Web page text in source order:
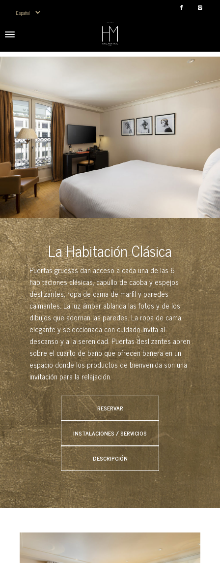
Elegir un idioma
La Habitación Clásica
Puertas gruesas dan acceso a cada una de las 6
habitaciones clásicas, capullo de caoba y espejos
deslizantes, ropa de cama de marfil y paredes
calmantes. La luz ámbar ablanda las fotos y de los
dibujos que adornan las paredes. La ropa de cama,
elegante y seleccionada con cuidado invita al
descanso y a la serenidad. Puertas deslizantes abren
sobre el cuarto de baño que ofrecen bañera en un
espacio donde los productos de bienvenida son una
invitación para la relajación.
RESERVAR
INSTALACIONES / SERVICIOS
DESCRIPCIÓN